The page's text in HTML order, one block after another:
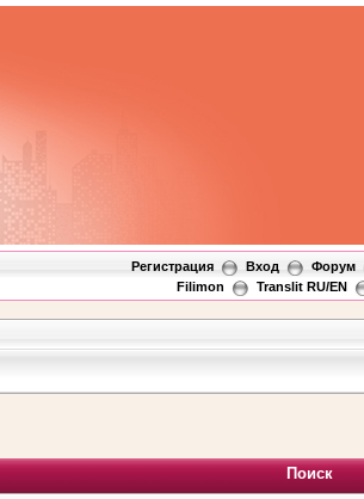
Регистрация Вход Форум
Filimon
Translit RU/EN
Поиск